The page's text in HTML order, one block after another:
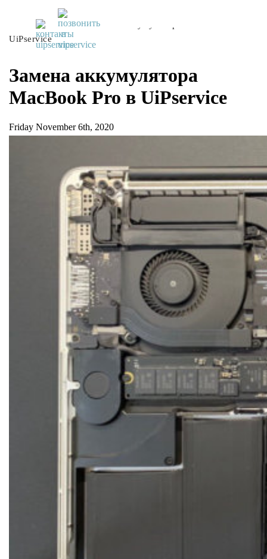
UiPservice »Блог»Замена аккумулятора MacBook Pro в
UiPservice
Замена аккумулятора
MacBook Pro в UiPservice
Friday November 6th, 2020